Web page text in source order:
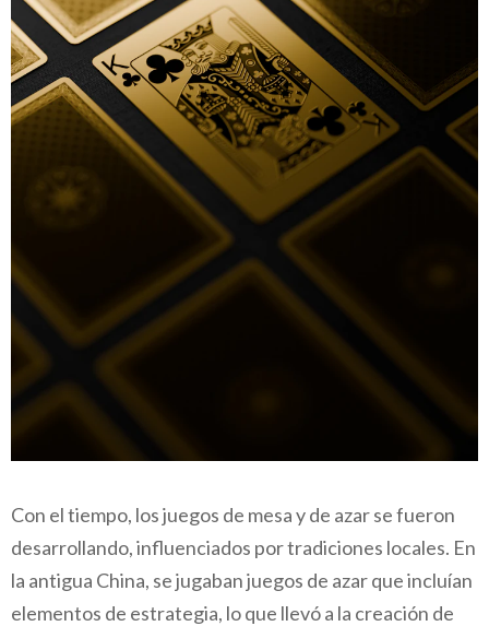
Con el tiempo, los juegos de mesa y de azar se fueron
desarrollando, influenciados por tradiciones locales. En
la antigua China, se jugaban juegos de azar que incluían
elementos de estrategia, lo que llevó a la creación de